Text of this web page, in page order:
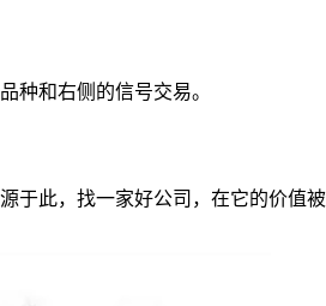
种和右侧的信号交易。
此，找一家好公司，在它的价值被